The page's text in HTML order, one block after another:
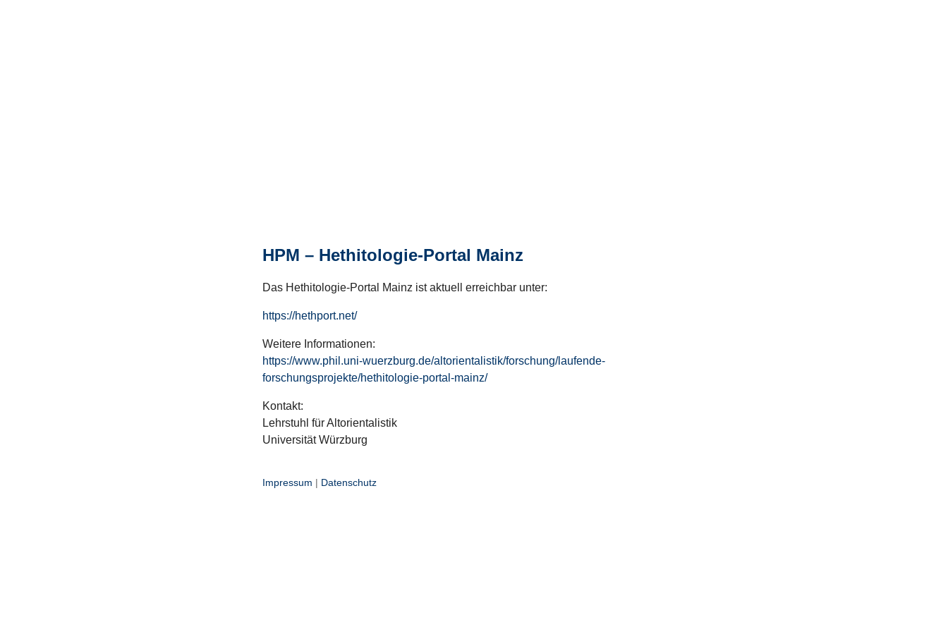
HPM – Hethitologie-Portal Mainz
Das Hethitologie-Portal Mainz ist aktuell erreichbar unter:
https://hethport.net/
Weitere Informationen:
https://www.phil.uni-wuerzburg.de/altorientalistik/forschung/laufende-
forschungsprojekte/hethitologie-portal-mainz/
Kontakt:
Lehrstuhl für Altorientalistik
Universität Würzburg
Impressum | Datenschutz